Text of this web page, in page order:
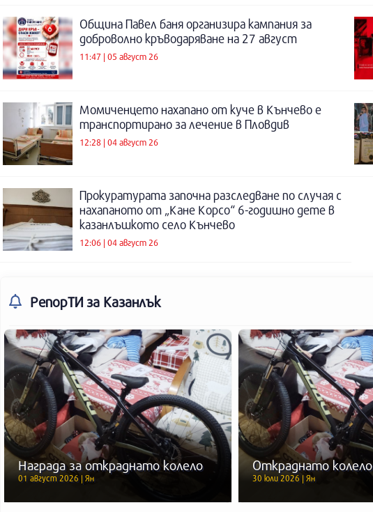
Община Павел баня организира кампания за
доброволно кръводаряване на 27 август
11:47 | 05 август 26
Момиченцето нахапано от куче в Кънчево е
транспортирано за лечение в Пловдив
12:28 | 04 август 26
Прокуратурата започна разследване по случая с
нахапаното от „Кане Корсо“ 6-годишно дете в
казанлъшкото село Кънчево
12:06 | 04 август 26
РепорТИ за Казанлък
Награда за откраднато колело
01 август 2026 | Ян
Откраднато колело
30 юли 2026 | Ян